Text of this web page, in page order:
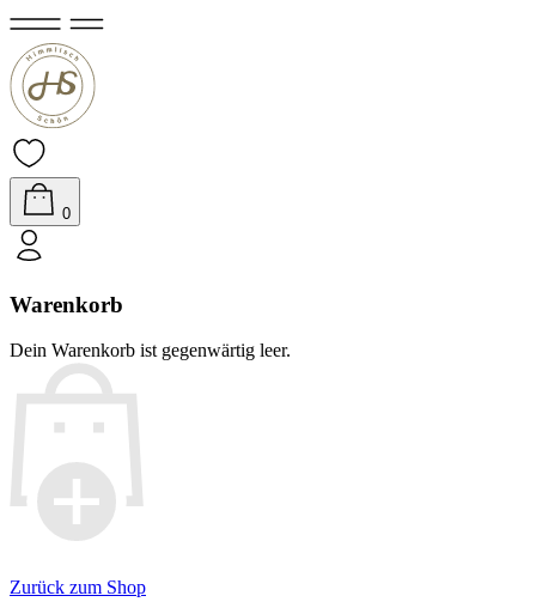
0
Warenkorb
Dein Warenkorb ist gegenwärtig leer.
Zurück zum Shop